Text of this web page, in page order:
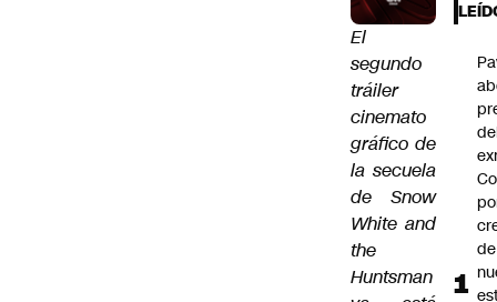
El
segundo
tráiler
cinemato
gráfico de
la secuela
de Snow
White and
the
Huntsman